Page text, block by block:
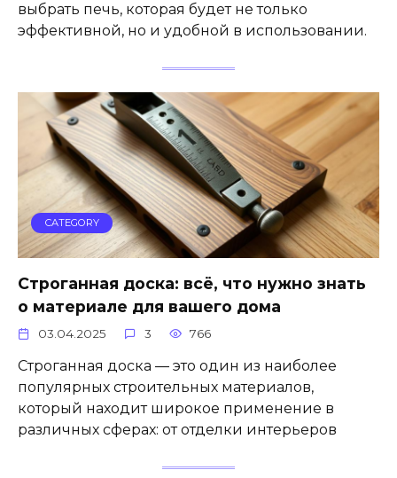
выбрать печь, которая будет не только
эффективной, но и удобной в использовании.
CATEGORY
Строганная доска: всё, что нужно знать
о материале для вашего дома
03.04.2025 3 766
Строганная доска — это один из наиболее
популярных строительных материалов,
который находит широкое применение в
различных сферах: от отделки интерьеров